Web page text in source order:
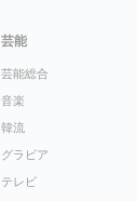
芸能
芸能総合
音楽
韓流
グラビア
テレビ